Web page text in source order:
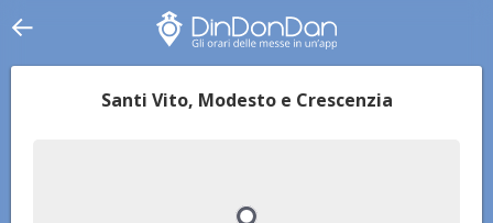
Santi Vito, Modesto e Crescenzia